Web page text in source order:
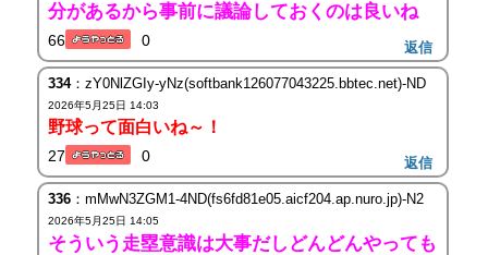
分があるから事前に議論しておくのは良いね
66 0 返信
334：zY0NlZGIy-yNz(softbank126077043225.bbtec.net)-ND
2026年5月25日 14:03
野球って面白いね～！
27 0 返信
336：mMwN3ZGM1-4ND(fs6fd81e05.aicf204.ap.nuro.jp)-N2
2026年5月25日 14:05
そういう走塁意識は大事だしどんどんやっても